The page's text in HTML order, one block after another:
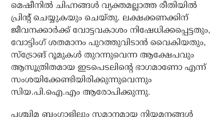
മെഷീനില്‍ ചിഹ്നങ്ങള്‍ വ്യക്തമല്ലാത്ത രീതിയില്‍
പ്രിന്റ് ചെയ്യുകയും ചെയ്തു. ലക്ഷക്കണക്കിന്
ജീവനക്കാര്‍ക്ക് വോട്ടവകാശം നിഷേധിക്കപ്പെട്ടതും,
വോട്ടിംഗ് ശതമാനം പുറത്തുവിടാന്‍ വൈകിയതും,
സ്ട്രോങ് റൂമുകള്‍ തുറന്നുവെന്ന ആക്ഷേപവും
ആസൂത്രിതമായ ഇടപെടലിന്റെ ഭാഗമാണോ എന്ന്
സംശയിക്കേണ്ടിയിരിക്കുന്നുവെന്നും
സിയ.പി.ഐ.എം ആരോപിക്കുന്നു.
പശ്ചിമ ബംഗാളിലും സമാനമായ നിയമനങ്ങള്‍